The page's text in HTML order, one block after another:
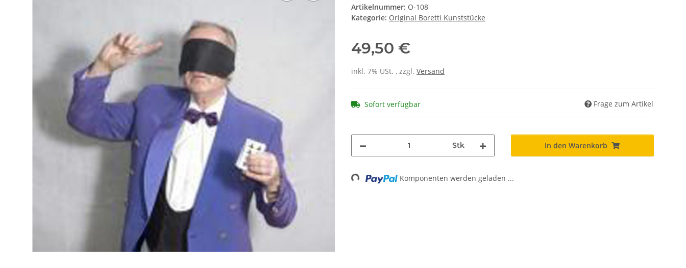
Artikelnummer: O-108
Kategorie: Original Boretti Kunststücke
49,50 €
inkl. 7% USt. , zzgl. Versand
Sofort verfügbar Frage zum Artikel
Stk In den Warenkorb
Loading... Komponenten werden geladen ...